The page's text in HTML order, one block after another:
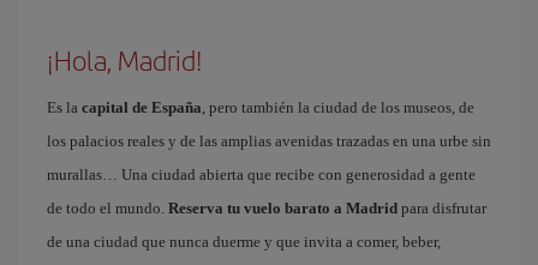
¡Hola, Madrid!
Es la capital de España, pero también la ciudad de los museos, de
los palacios reales y de las amplias avenidas trazadas en una urbe sin
murallas… Una ciudad abierta que recibe con generosidad a gente
de todo el mundo. Reserva tu vuelo barato a Madrid para disfrutar
de una ciudad que nunca duerme y que invita a comer, beber,